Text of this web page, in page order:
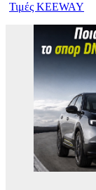
Τιμές KEEWAY